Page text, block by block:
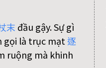
末 đầu gậy. Sự gì
gọi là trục mạt 逐
ruộng mà khinh